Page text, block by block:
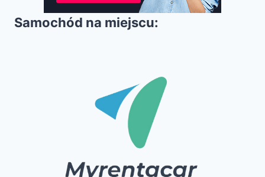
Samochód na miejscu: